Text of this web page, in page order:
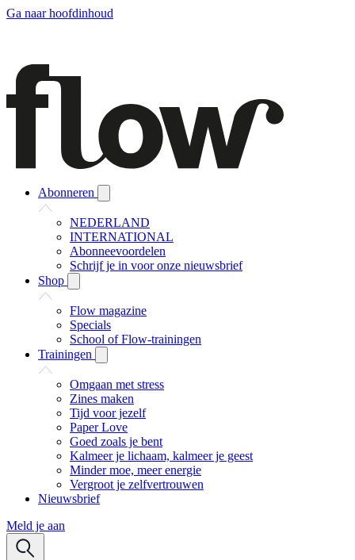
Ga naar hoofdinhoud
Abonneren
NEDERLAND
INTERNATIONAL
Abonneevoordelen
Schrijf je in voor onze nieuwsbrief
Shop
Flow magazine
Specials
School of Flow-trainingen
Trainingen
Omgaan met stress
Zines maken
Tijd voor jezelf
Paper Love
Goed zoals je bent
Kalmeer je lichaam, kalmeer je geest
Minder moe, meer energie
Vergroot je zelfvertrouwen
Nieuwsbrief
Meld je aan